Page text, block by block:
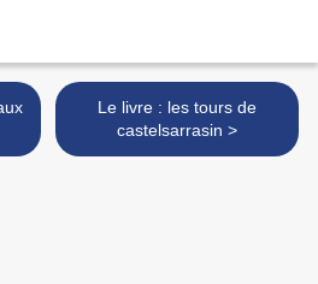
Le livre : les tours de
castelsarrasin >